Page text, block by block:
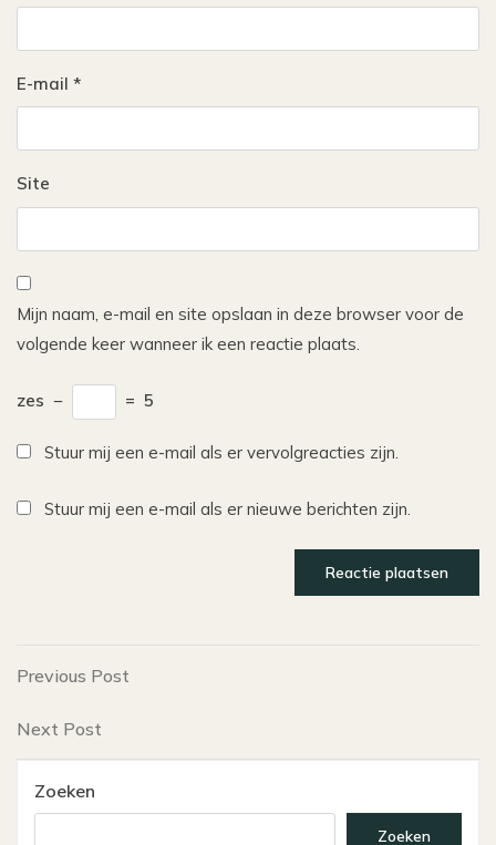
E-mail *
Site
Mijn naam, e-mail en site opslaan in deze browser voor de
volgende keer wanneer ik een reactie plaats.
zes − = 5
Stuur mij een e-mail als er vervolgreacties zijn.
Stuur mij een e-mail als er nieuwe berichten zijn.
Bericht
navigatie
Previous
Previous Post
Next
Next Post
Zoeken
Zoeken